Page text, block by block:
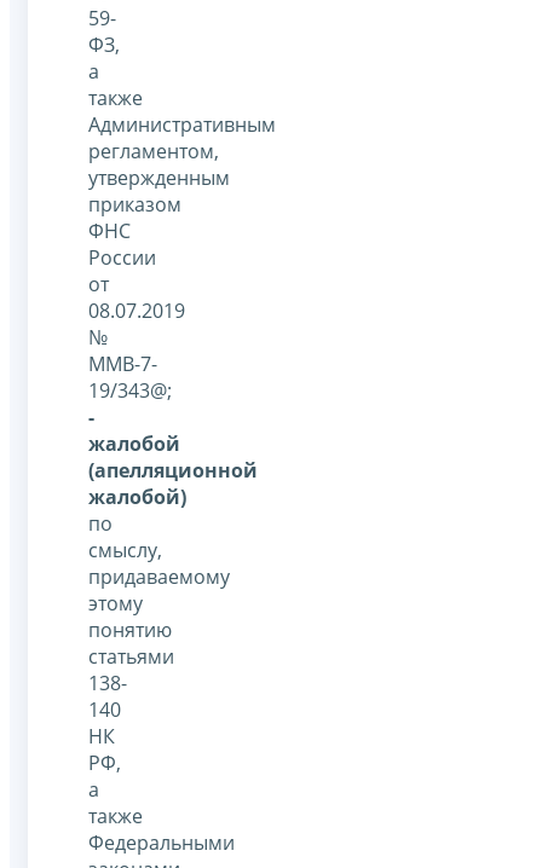
59-
ФЗ,
а
также
Административным
регламентом,
утвержденным
приказом
ФНС
России
от
08.07.2019
№
ММВ-7-
19/343@;
-
жалобой
(апелляционной
жалобой)
по
смыслу,
придаваемому
этому
понятию
статьями
138-
140
НК
РФ,
а
также
Федеральными